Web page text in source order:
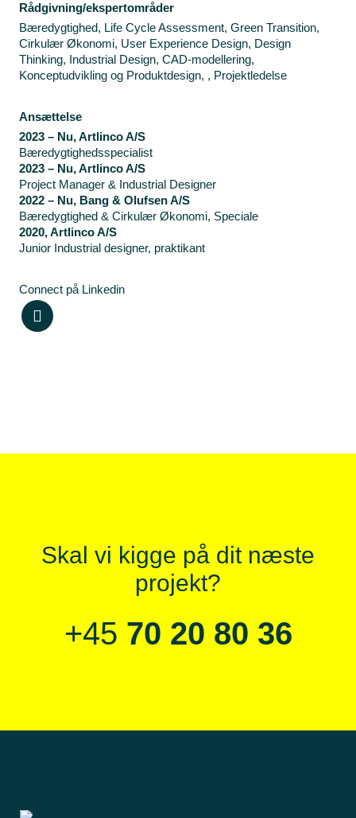
Rådgivning/ekspertområder
Bæredygtighed, Life Cycle Assessment, Green Transition,
Cirkulær Økonomi, User Experience Design, Design
Thinking, Industrial Design, CAD-modellering,
Konceptudvikling og Produktdesign, , Projektledelse
Ansættelse
2023 – Nu, Artlinco A/S
Bæredygtighedsspecialist
2023 – Nu, Artlinco A/S
Project Manager & Industrial Designer
2022 – Nu, Bang & Olufsen A/S
Bæredygtighed & Cirkulær Økonomi, Speciale
2020, Artlinco A/S
Junior Industrial designer, praktikant
Connect på Linkedin
Skal vi kigge på dit næste
projekt?
+45 70 20 80 36